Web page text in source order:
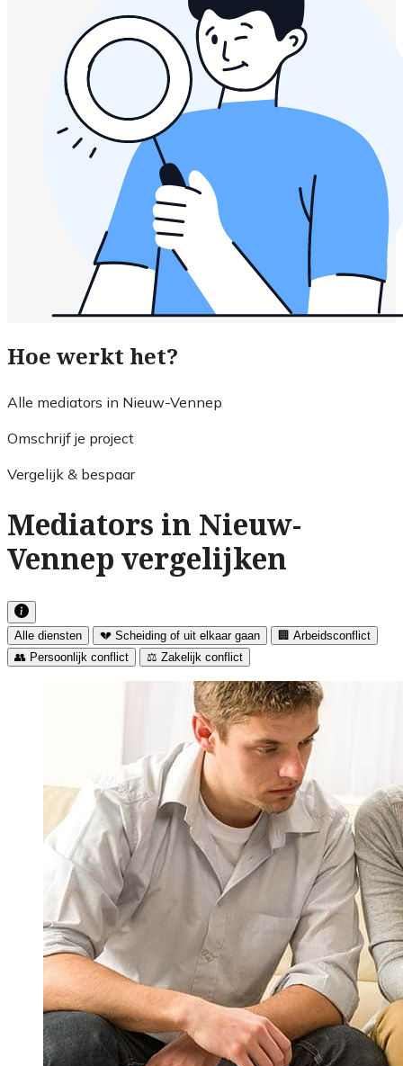
Hoe werkt het?
Alle mediators in Nieuw-Vennep
Omschrijf je project
Vergelijk & bespaar
Mediators in Nieuw-
Vennep vergelijken
Alle diensten 💔 Scheiding of uit elkaar gaan
🏢 Arbeidsconflict
👥 Persoonlijk conflict
⚖️ Zakelijk conflict